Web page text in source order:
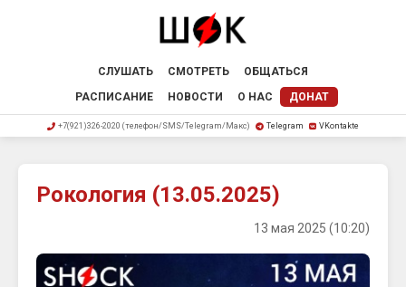
СЛУШАТЬ СМОТРЕТЬ
ОБЩАТЬСЯ
РАСПИСАНИЕ
НОВОСТИ О НАС ДОНАТ
+7(921)326-2020 (телефон/SMS/Telegram/Макс) Telegram VKontakte
Рокология (13.05.2025)
13 мая 2025 (10:20)